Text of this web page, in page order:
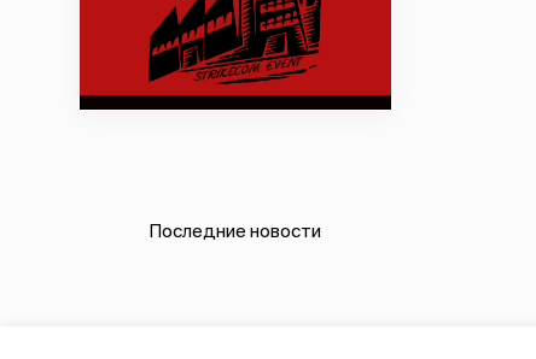
Последние новости